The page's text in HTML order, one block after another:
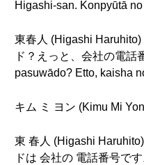
Higashi-san. Konpyūtā
東春人 (Higashi
ド？えっと、会社の電話
pasuwādo? Etto, kaisha
キム ミ ヨン (Kimu Mi
東 春人 (Higashi
ドは 会社の 電話番号で